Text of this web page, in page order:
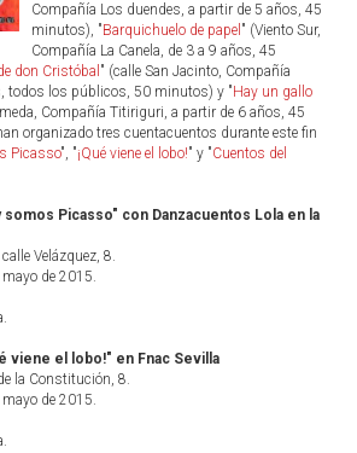
Compañía Los duendes, a partir de 5 años, 45
minutos), "Barquichuelo de papel " (Viento Sur,
Compañía La Canela, de 3 a 9 años, 45
don Cristóbal " (calle San Jacinto, Compañía
todos los públicos, 50 minutos) y "Hay un gallo
Compañía Titiriguri, a partir de 6 años, 45
organizado tres cuentacuentos durante este fin
Picasso", "¡Qué viene el lobo!" y "Cuentos del
Picasso" con Danzacuentos Lola en la
Velázquez, 8.
de 2015.
viene el lobo!" en Fnac Sevilla
la Constitución, 8.
de 2015.